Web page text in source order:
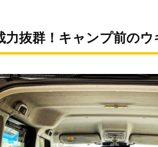
力抜群！キャンプ前の